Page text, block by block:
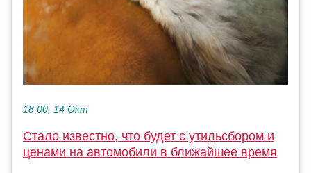
18:00, 14 Окт
Стало известно, что будет с утильсбором и
ценами на автомобили в ближайшее время